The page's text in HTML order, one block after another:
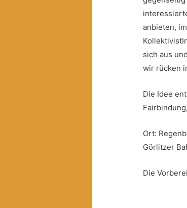
anbieten,
sich aus
wir rücken
Die Idee
Ort:
Görlitzer
Die